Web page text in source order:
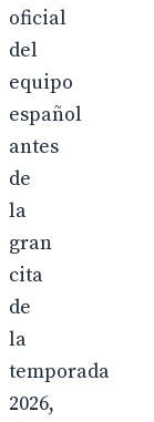
oficial
del
equipo
español
antes
de
la
gran
cita
de
la
temporada
2026,